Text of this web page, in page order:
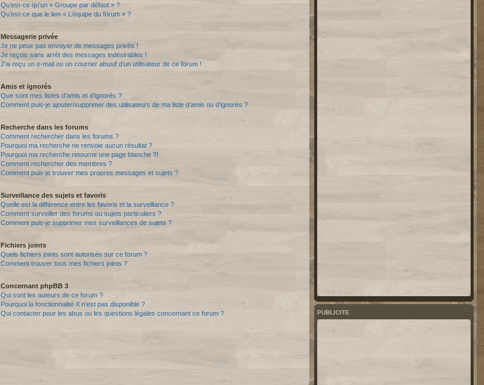
Qu’est-ce qu’un « Groupe par défaut » ?
Qu’est-ce que le lien « L’équipe du forum » ?
Messagerie privée
Je ne peux pas envoyer de messages privés !
Je reçois sans arrêt des messages indésirables !
J’ai reçu un e-mail ou un courrier abusif d’un utilisateur de ce forum !
Amis et ignorés
Que sont mes listes d’amis et d’ignorés ?
Comment puis-je ajouter/supprimer des utilisateurs de ma liste d’amis ou d’ignorés ?
Recherche dans les forums
Comment rechercher dans les forums ?
Pourquoi ma recherche ne renvoie aucun résultat ?
Pourquoi ma recherche retourne une page blanche ?!
Comment rechercher des membres ?
Comment puis-je trouver mes propres messages et sujets ?
Surveillance des sujets et favoris
Quelle est la différence entre les favoris et la surveillance ?
Comment surveiller des forums ou sujets particuliers ?
Comment puis-je supprimer mes surveillances de sujets ?
Fichiers joints
Quels fichiers joints sont autorisés sur ce forum ?
Comment trouver tous mes fichiers joints ?
Concernant phpBB 3
Qui sont les auteurs de ce forum ?
Pourquoi la fonctionnalité X n’est pas disponible ?
Qui contacter pour les abus ou les questions légales concernant ce forum ?
PUBLICITE